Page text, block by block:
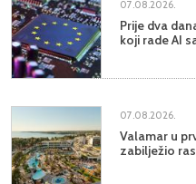
07.08.2026.
Prije dva
koji rade AI
07.08.2026.
Valamar u
zabilježio